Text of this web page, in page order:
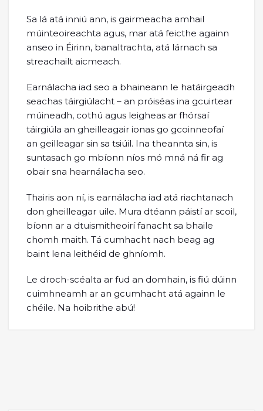
Sa lá atá inniú ann, is gairmeacha amhail
múinteoireachta agus, mar atá feicthe againn
anseo in Éirinn, banaltrachta, atá lárnach sa
streachailt aicmeach.
Earnálacha iad seo a bhaineann le hatáirgeadh
seachas táirgiúlacht – an próiséas ina gcuirtear
múineadh, cothú agus leigheas ar fhórsaí
táirgiúla an gheilleagair ionas go gcoinneofaí
an geilleagar sin sa tsiúil. Ina theannta sin, is
suntasach go mbíonn níos mó mná ná fir ag
obair sna hearnálacha seo.
Thairis aon ní, is earnálacha iad atá riachtanach
don gheilleagar uile. Mura dtéann páistí ar scoil,
bíonn ar a dtuismitheoirí fanacht sa bhaile
chomh maith. Tá cumhacht nach beag ag
baint lena leithéid de ghníomh.
Le droch-scéalta ar fud an domhain, is fiú dúinn
cuimhneamh ar an gcumhacht atá againn le
chéile. Na hoibrithe abú!